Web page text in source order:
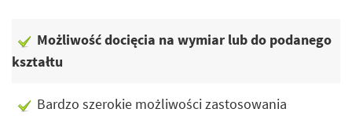
Możliwość docięcia na wymiar lub do podanego
kształtu
Bardzo szerokie możliwości zastosowania